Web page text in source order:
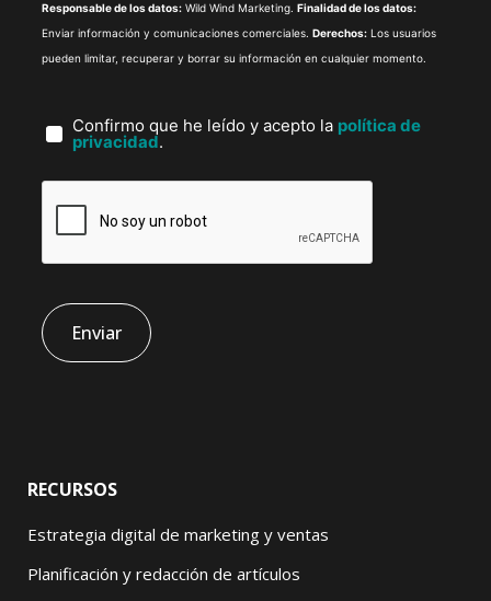
Responsable de los datos: Wild Wind Marketing. Finalidad de los datos:
Enviar información y comunicaciones comerciales. Derechos: Los usuarios
pueden limitar, recuperar y borrar su información en cualquier momento.
Confirmo que he leído y acepto la política de
privacidad.
RECURSOS
Estrategia digital de marketing y ventas
Planificación y redacción de artículos